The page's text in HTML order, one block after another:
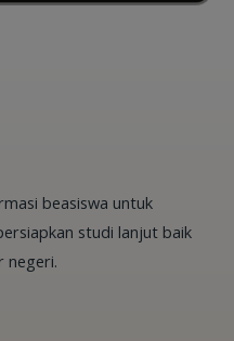
beasiswa untuk
studi lanjut baik
negeri.